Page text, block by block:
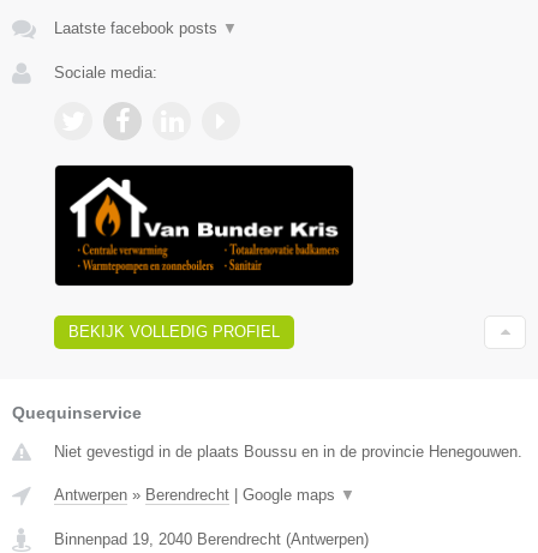
Laatste facebook posts ▼
Sociale media:
BEKIJK VOLLEDIG PROFIEL
Quequinservice
Niet gevestigd in de plaats Boussu en in de provincie Henegouwen.
Antwerpen » Berendrecht Google maps ▼
Binnenpad 19, 2040 Berendrecht (Antwerpen)